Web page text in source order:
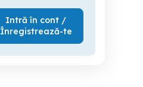
Intră în cont /
Înregistrează-te